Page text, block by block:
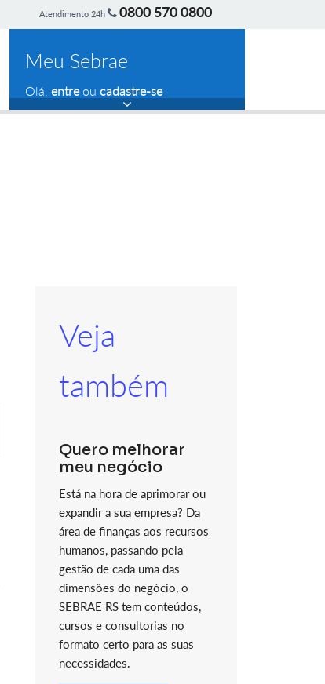
Atendimento 24h 0800 570 0800
Meu Sebrae
Olá, entreou cadastre-se
Veja
também
Quero melhorar
meu negócio
Está na hora de aprimorar ou
expandir a sua empresa? Da
área de finanças aos recursos
humanos, passando pela
gestão de cada uma das
dimensões do negócio, o
SEBRAE RS tem conteúdos,
cursos e consultorias no
formato certo para as suas
necessidades.